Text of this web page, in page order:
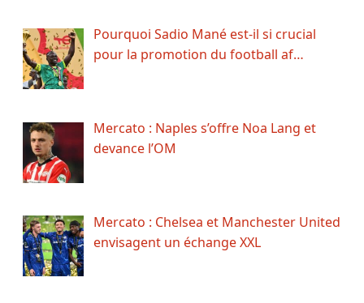
Pourquoi Sadio Mané est-il si crucial
pour la promotion du football af…
Mercato : Naples s’offre Noa Lang et
devance l’OM
Mercato : Chelsea et Manchester United
envisagent un échange XXL